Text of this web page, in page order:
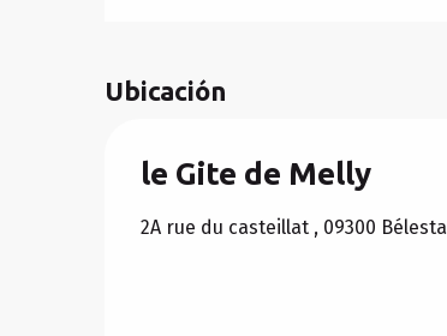
Ubicación
le Gite de Melly
2A rue du casteillat , 09300 Bélesta